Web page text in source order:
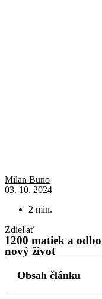
Milan Buno
03. 10. 2024
2 min.
Zdieľať
1200 matiek a
nový život
Obsah článku